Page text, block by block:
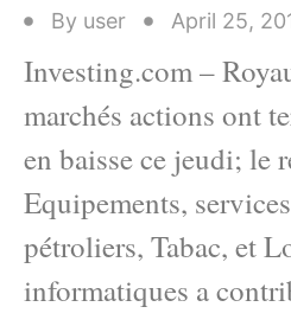
By user April 25,
Investing.com –
marchés actions ont
en baisse ce jeudi; le
Equipements,
pétroliers, Tabac, et
informatiques a